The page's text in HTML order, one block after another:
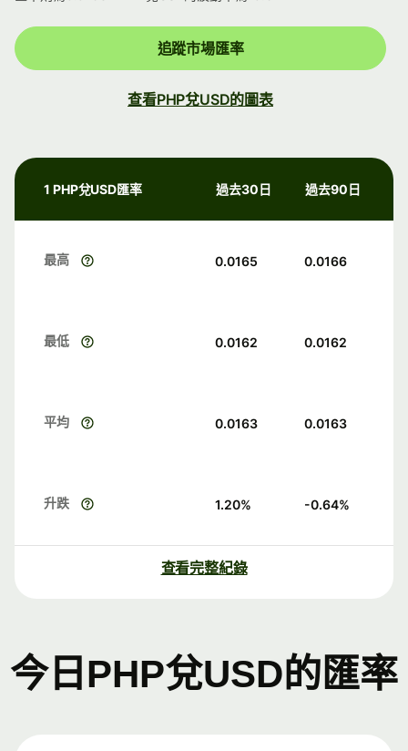
追蹤市場匯率
查看PHP兌USD的圖表
1 PHP兌USD匯率 過去30日 過去90日
最高 0.0165 0.0166
最低 0.0162 0.0162
平均 0.0163 0.0163
升跌 1.20% -0.64%
查看完整紀錄
今日PHP兌USD的匯率